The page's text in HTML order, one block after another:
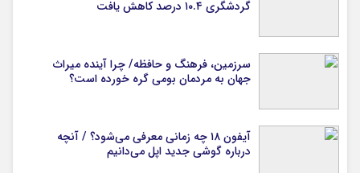
گردشگری ۱۰.۴ درصد کاهش یافت
سرزمین، فرهنگ و حافظه/ چرا آینده میراث
جهان به مردمان بومی گره خورده است؟
آیفون ۱۸ چه زمانی معرفی می‌شود؟ / آنچه
درباره گوشی جدید اپل می‌دانیم